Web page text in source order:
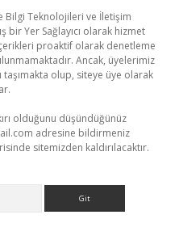
Bilgi Teknolojileri ve İletişim
bir Yer Sağlayıcı olarak hizmet
proaktif olarak denetleme
Ancak, üyelerimiz
olup, siteye üye olarak
olduğunu düşündüğünüz
adresine bildirmeniz
sitemizden kaldırılacaktır.